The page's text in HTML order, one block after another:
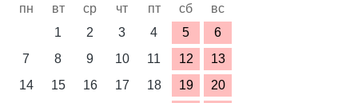
пн вт ср чт пт сб
вс
1
2 3 4 5
6
7
8 9 10 11 12
13
14
15 16 17 18 19
20